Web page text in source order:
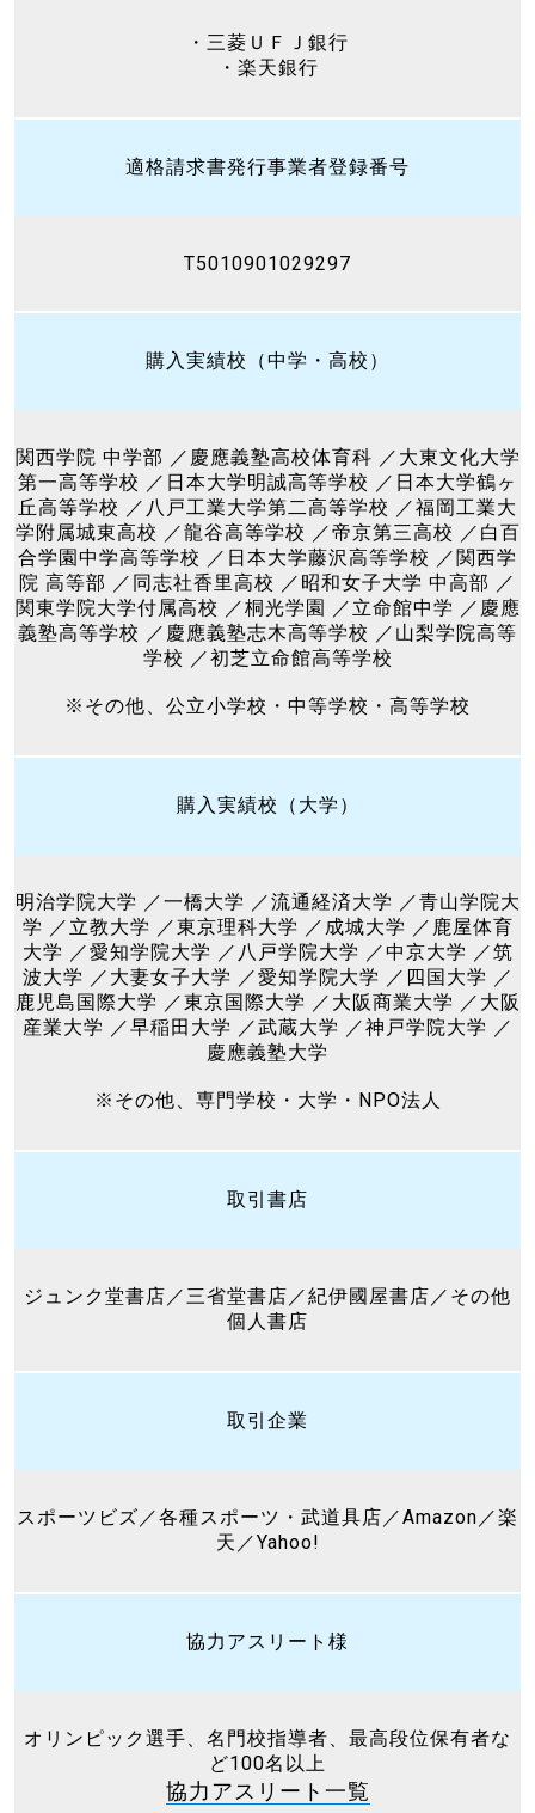
・三菱ＵＦＪ銀行
・楽天銀行
適格請求書発行事業者登録番号
T5010901029297
購入実績校（中学・高校）
関西学院 中学部 ／慶應義塾高校体育科 ／大東文化大学
第一高等学校 ／日本大学明誠高等学校 ／日本大学鶴ヶ
丘高等学校 ／八戸工業大学第二高等学校 ／福岡工業大
学附属城東高校 ／龍谷高等学校 ／帝京第三高校 ／白百
合学園中学高等学校 ／日本大学藤沢高等学校 ／関西学
院 高等部 ／同志社香里高校 ／昭和女子大学 中高部 ／
関東学院大学付属高校 ／桐光学園 ／立命館中学 ／慶應
義塾高等学校 ／慶應義塾志木高等学校 ／山梨学院高等
学校 ／初芝立命館高等学校
※その他、公立小学校・中等学校・高等学校
購入実績校（大学）
明治学院大学 ／一橋大学 ／流通経済大学 ／青山学院大
学 ／立教大学 ／東京理科大学 ／成城大学 ／鹿屋体育
大学 ／愛知学院大学 ／八戸学院大学 ／中京大学 ／筑
波大学 ／大妻女子大学 ／愛知学院大学 ／四国大学 ／
鹿児島国際大学 ／東京国際大学 ／大阪商業大学 ／大阪
産業大学 ／早稲田大学 ／武蔵大学 ／神戸学院大学 ／
慶應義塾大学
※その他、専門学校・大学・NPO法人
取引書店
ジュンク堂書店／三省堂書店／紀伊國屋書店／その他
個人書店
取引企業
スポーツビズ／各種スポーツ・武道具店／Amazon／楽
天／Yahoo!
協力アスリート様
オリンピック選手、名門校指導者、最高段位保有者な
ど100名以上
協力アスリート一覧